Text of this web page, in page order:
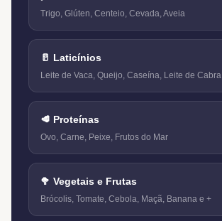
Trigo, Glúten, Centeio, Cevada, Aveia
🥛 Laticínios
Leite de Vaca, Queijo, Caseína, Leite de Cabra
🥩 Proteínas
Ovo, Carne, Peixe, Frutos do Mar
🥦 Vegetais e Frutas
Brócolis, Tomate, Cebola, Maçã, Banana e +